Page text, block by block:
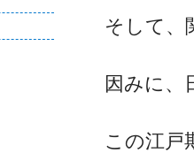
そして、
因みに、
この江戸